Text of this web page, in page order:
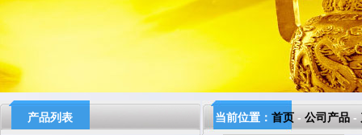
产品列表 当前位置： 首页 - 公司产品 -